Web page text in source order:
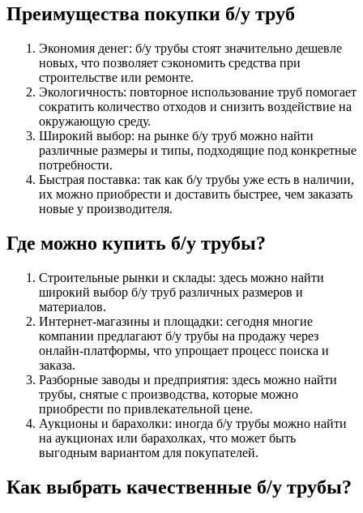
Преимущества покупки б/у труб
Экономия денег: б/у трубы стоят значительно дешевле
новых, что позволяет сэкономить средства при
строительстве или ремонте.
Экологичность: повторное использование труб помогает
сократить количество отходов и снизить воздействие на
окружающую среду.
Широкий выбор: на рынке б/у труб можно найти
различные размеры и типы, подходящие под конкретные
потребности.
Быстрая поставка: так как б/у трубы уже есть в наличии,
их можно приобрести и доставить быстрее, чем заказать
новые у производителя.
Где можно купить б/у трубы?
Строительные рынки и склады: здесь можно найти
широкий выбор б/у труб различных размеров и
материалов.
Интернет-магазины и площадки: сегодня многие
компании предлагают б/у трубы на продажу через
онлайн-платформы, что упрощает процесс поиска и
заказа.
Разборные заводы и предприятия: здесь можно найти
трубы, снятые с производства, которые можно
приобрести по привлекательной цене.
Аукционы и барахолки: иногда б/у трубы можно найти
на аукционах или барахолках, что может быть
выгодным вариантом для покупателей.
Как выбрать качественные б/у трубы?